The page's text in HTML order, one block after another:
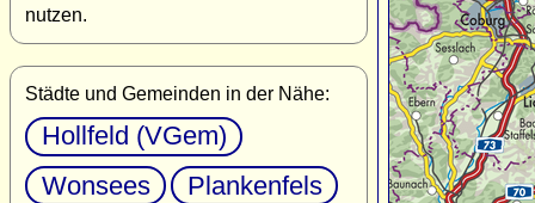
nutzen.
Städte und Gemeinden in der Nähe:
Hollfeld (VGem)
Wonsees
Plankenfels